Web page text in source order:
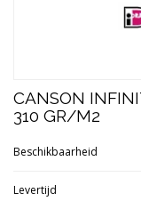
CANSON
310 GR/M2
Beschikbaarheid
Levertijd